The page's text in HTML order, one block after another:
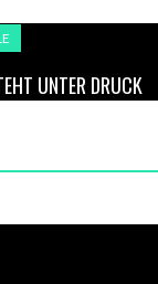
UNTER DRUCK